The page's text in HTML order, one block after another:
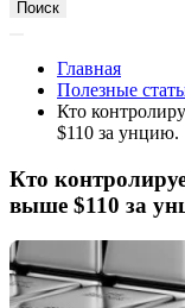
Поиск
Главная
Полезные
Кто
$110 за унцию.
Кто
выше $110 за